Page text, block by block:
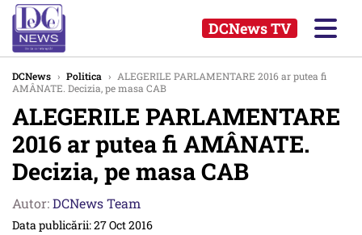
DCNews TV
DCNews › Politica › ALEGERILE PARLAMENTARE 2016 ar putea fi
AMÂNATE. Decizia, pe masa CAB
ALEGERILE PARLAMENTARE
2016 ar putea fi AMÂNATE.
Decizia, pe masa CAB
Autor:DCNews Team
Data publicării: 27 Oct 2016